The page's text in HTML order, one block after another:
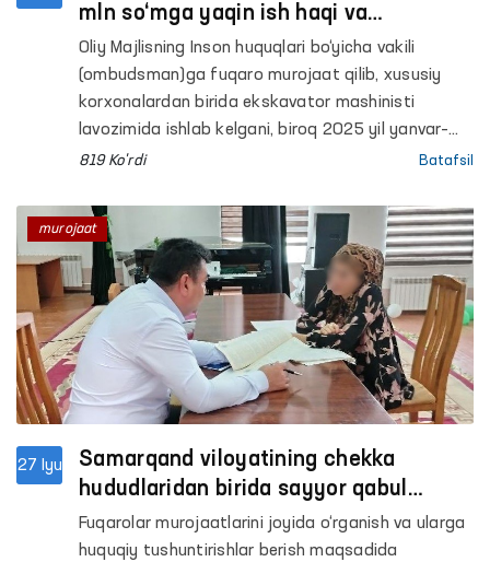
mln so‘mga yaqin ish haqi va
kompensatsiya undirildi
Oliy Majlisning Inson huquqlari bo‘yicha vakili
(ombudsman)ga fuqaro murojaat qilib, xususiy
korxonalardan birida ekskavator mashinisti
lavozimida ishlab kelgani, biroq 2025 yil yanvar–
may oylari uchun ish haqi va mehnat shartnomasi
kitob mablag‘lari to‘lab berilmayotganidan
norozilik bildirdi.
819 Ko'rdi Batafsil
27 Iyu
Samarqand viloyatining chekka
hududlaridan birida sayyor qabul
o‘tkazildi
Fuqarolar murojaatlarini joyida o‘rganish va ularga
huquqiy tushuntirishlar berish maqsadida
murojaat